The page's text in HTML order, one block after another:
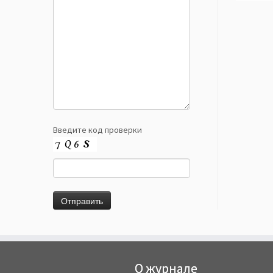
Введите код проверки
О журнале